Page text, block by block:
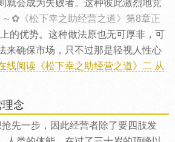
就会成为失败者。这种彼此激烈地竞
～✿《松下幸之助经营之道》第8章正
的优势。这种做法原也无可厚非，可
来确保市场，只不过那是轻视人性心
线阅读《松下幸之助经营之道》二 从
念
抢先一步，因此经营者除了要四肢发